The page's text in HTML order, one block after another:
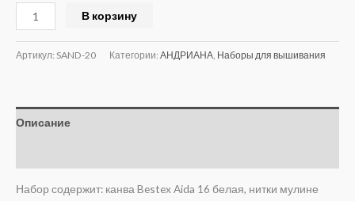
В корзину
Артикул: SAND-20 Категории: АНДРИАНА Наборы для вышивания
Описание
Набор содержит: канва Bestex Aida 16 белая, нитки мулине